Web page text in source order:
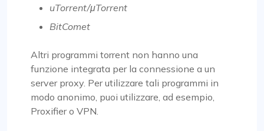
uTorrent/μTorrent
BitComet
Altri programmi torrent non hanno una
funzione integrata per la connessione a un
server proxy. Per utilizzare tali programmi in
modo anonimo, puoi utilizzare, ad esempio,
Proxifier o VPN.